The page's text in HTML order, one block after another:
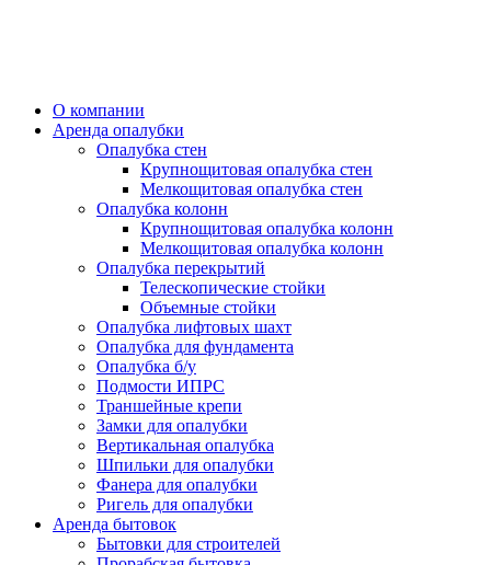
О компании
Аренда опалубки
Опалубка стен
Крупнощитовая опалубка стен
Мелкощитовая опалубка стен
Опалубка колонн
Крупнощитовая опалубка колонн
Мелкощитовая опалубка колонн
Опалубка перекрытий
Телескопические стойки
Объемные стойки
Опалубка лифтовых шахт
Опалубка для фундамента
Опалубка б/у
Подмости ИПРС
Траншейные крепи
Замки для опалубки
Вертикальная опалубка
Шпильки для опалубки
Фанера для опалубки
Ригель для опалубки
Аренда бытовок
Бытовки для строителей